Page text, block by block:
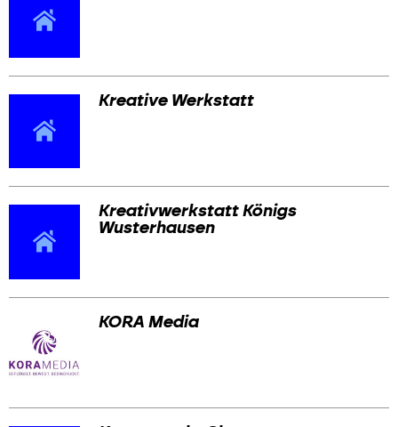
Kreative Werkstatt
Kreativwerkstatt Königs
Wusterhausen
KORA Media